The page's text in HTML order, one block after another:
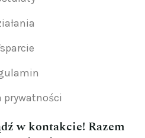
prywatności
w kontakcie! Razem